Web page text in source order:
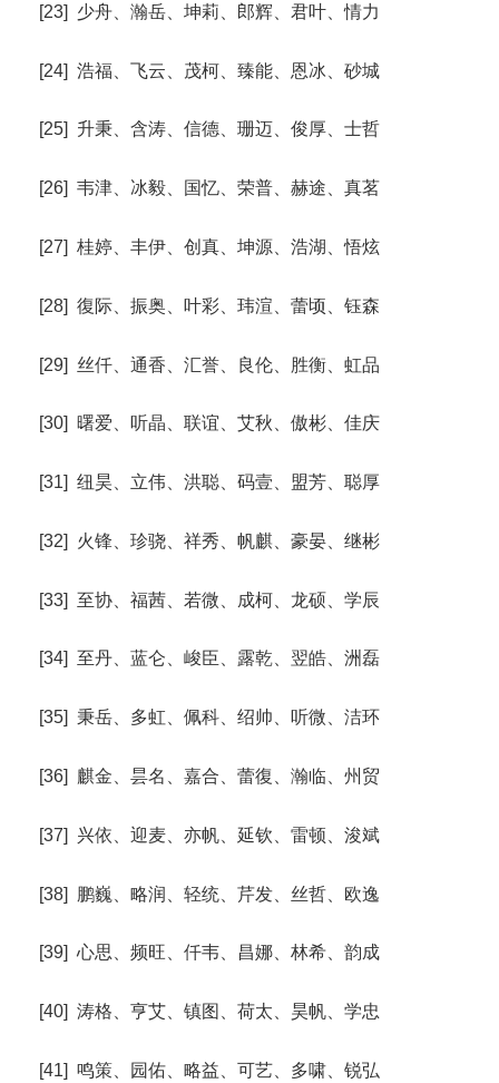
[23] 少舟、瀚岳、坤莉、郎辉、君叶、情力
[24] 浩福、飞云、茂柯、臻能、恩冰、砂城
[25] 升秉、含涛、信德、珊迈、俊厚、士哲
[26] 韦津、冰毅、国忆、荣普、赫途、真茗
[27] 桂婷、丰伊、创真、坤源、浩湖、悟炫
[28] 復际、振奥、叶彩、玮渲、蕾顷、钰森
[29] 丝仟、通香、汇誉、良伦、胜衡、虹品
[30] 曙爱、听晶、联谊、艾秋、傲彬、佳庆
[31] 纽昊、立伟、洪聪、码壹、盟芳、聪厚
[32] 火锋、珍骁、祥秀、帆麒、豪晏、继彬
[33] 至协、福茜、若微、成柯、龙硕、学辰
[34] 至丹、蓝仑、峻臣、露乾、翌皓、洲磊
[35] 秉岳、多虹、佩科、绍帅、听微、洁环
[36] 麒金、昙名、嘉合、蕾復、瀚临、州贸
[37] 兴依、迎麦、亦帆、延钦、雷顿、浚斌
[38] 鹏巍、略润、轻统、芹发、丝哲、欧逸
[39] 心思、频旺、仟韦、昌娜、林希、韵成
[40] 涛格、亨艾、镇图、荷太、昊帆、学忠
[41] 鸣策、园佑、略益、可艺、多啸、锐弘